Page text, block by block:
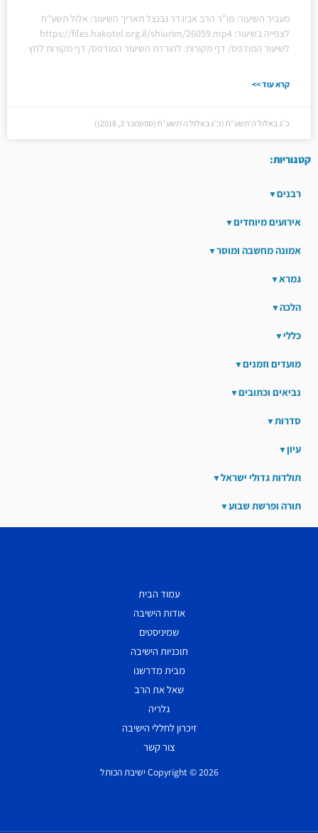
מעביר השיעור: מו"ר הרב אביגדר נבנצל תאריך השיעור: אלול תשע"ח
לשיעור המודפס/ דף מקורות: להורדת השיעור המודפס/ דף מקורות לחץ
קרא עוד >>
כ״ג באלול ה׳תשע״ח (כ״ג באלול ה׳תשע״ח (ספטמבר 3, 2018))
קטגוריות:
רבנים
אירועים מיוחדים
אמונה מחשבה ומוסר
גמרא
הלכה
כללי
מועדים וזמנים
נביאים וכתובים
סדרות
עיון
תולדות גדולי ישראל
תורה ופרשת שבוע
עמוד הבית
אודות הישיבה
שמיניסטים
תוכניות הישיבה
מבית מדרשנו
שאל את הרב
גלריה
זיכרון לחללי הישיבה
צור קשר
Copyright © 2026 ישיבת הכותל